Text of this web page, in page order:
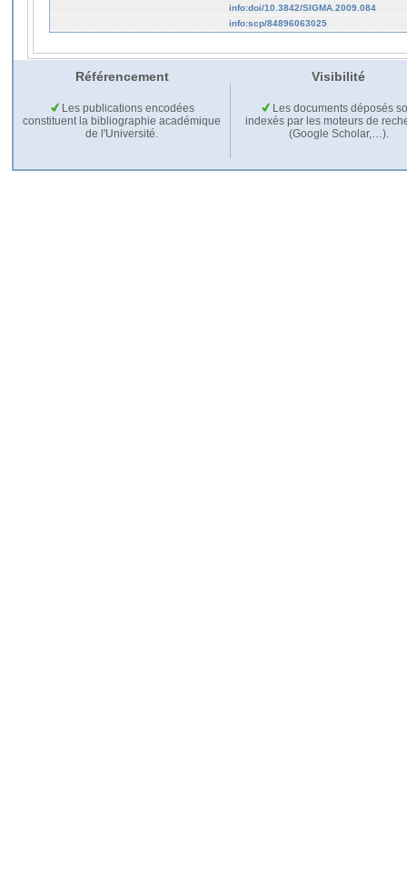
info:doi/10.3842/SIGMA.2009.084
info:scp/84896063025
Référencement Visibilité
Les publications encodées
constituent la bibliographie académique
de l'Université.
Les documents déposés
indexés par les moteurs de
(Google Scholar,…).